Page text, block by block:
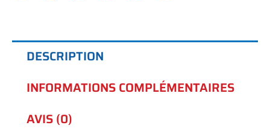
DESCRIPTION
INFORMATIONS COMPLÉMENTAIRES
AVIS (0)